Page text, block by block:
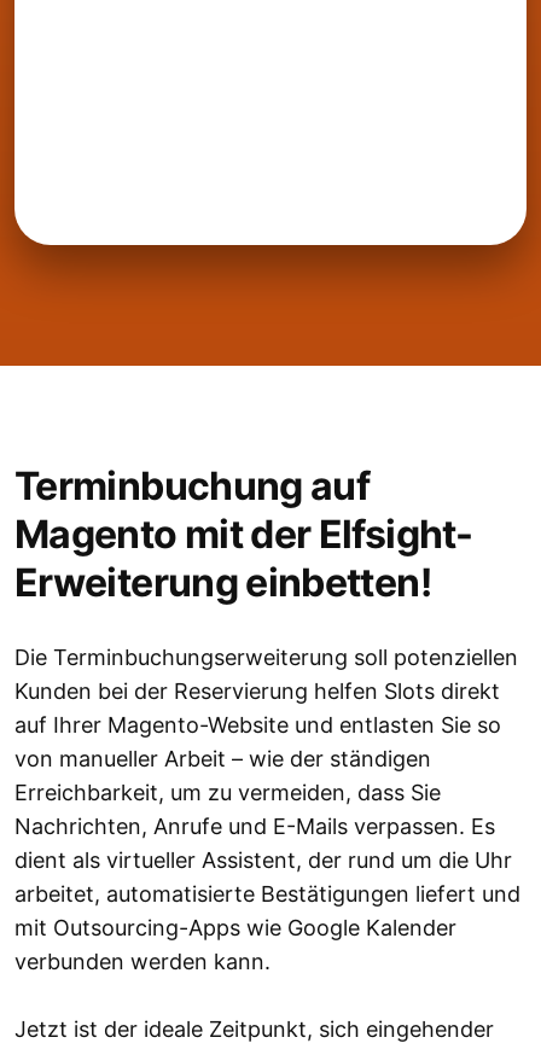
Terminbuchung auf
Magento mit der Elfsight-
Erweiterung einbetten!
Die Terminbuchungserweiterung soll potenziellen
Kunden bei der Reservierung helfen Slots direkt
auf Ihrer Magento-Website und entlasten Sie so
von manueller Arbeit – wie der ständigen
Erreichbarkeit, um zu vermeiden, dass Sie
Nachrichten, Anrufe und E-Mails verpassen. Es
dient als virtueller Assistent, der rund um die Uhr
arbeitet, automatisierte Bestätigungen liefert und
mit Outsourcing-Apps wie Google Kalender
verbunden werden kann.
Jetzt ist der ideale Zeitpunkt, sich eingehender